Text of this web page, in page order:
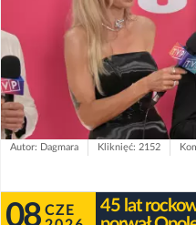
Autor: Dagmara Kliknięć: 2152
08 CZE
45 lat